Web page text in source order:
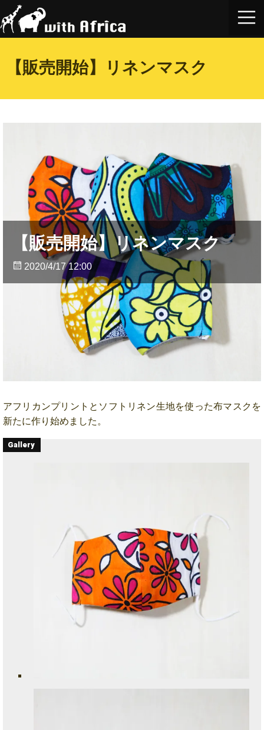
【販売開始】リネンマスク
【販売開始】リネンマスク
2020/4/17 12:00
アフリカンプリントとソフトリネン生地を使った布マスクを
新たに作り始めました。